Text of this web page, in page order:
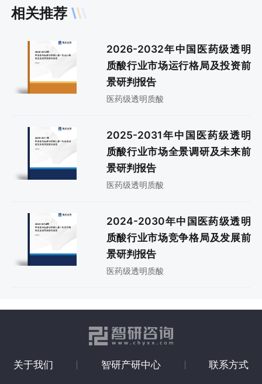
相关推荐
2026-2032年中国医药级透明
质酸行业市场运行格局及投资前
景研判报告
医药级透明质酸
2025-2031年中国医药级透明
质酸行业市场全景调研及未来前
景研判报告
医药级透明质酸
2024-2030年中国医药级透明
质酸行业市场竞争格局及发展前
景研判报告
医药级透明质酸
关于我们 智研产研中心 联系方式